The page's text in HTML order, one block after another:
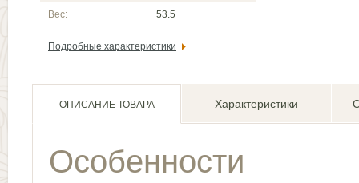
Вес:
53.5
Подробные характеристики
ОПИСАНИЕ ТОВАРА Характеристики
Особенности